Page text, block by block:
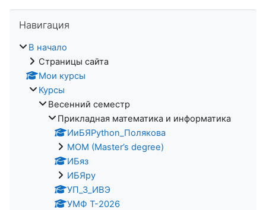
Навигация
В начало
Страницы сайта
Мои курсы
Курсы
Весенний семестр
Прикладная математика и информатика
ИиБЯPython_Полякова
MOM (Master’s degree)
ИБяз
ИБЯpy
УП_3_ИВЭ
УМФ Т-2026